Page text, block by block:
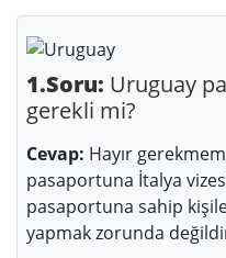
1.Soru: Uruguay
gerekli mi?
Cevap: Hayır
pasaportuna İtalya
pasaportuna sahip
yapmak zorunda